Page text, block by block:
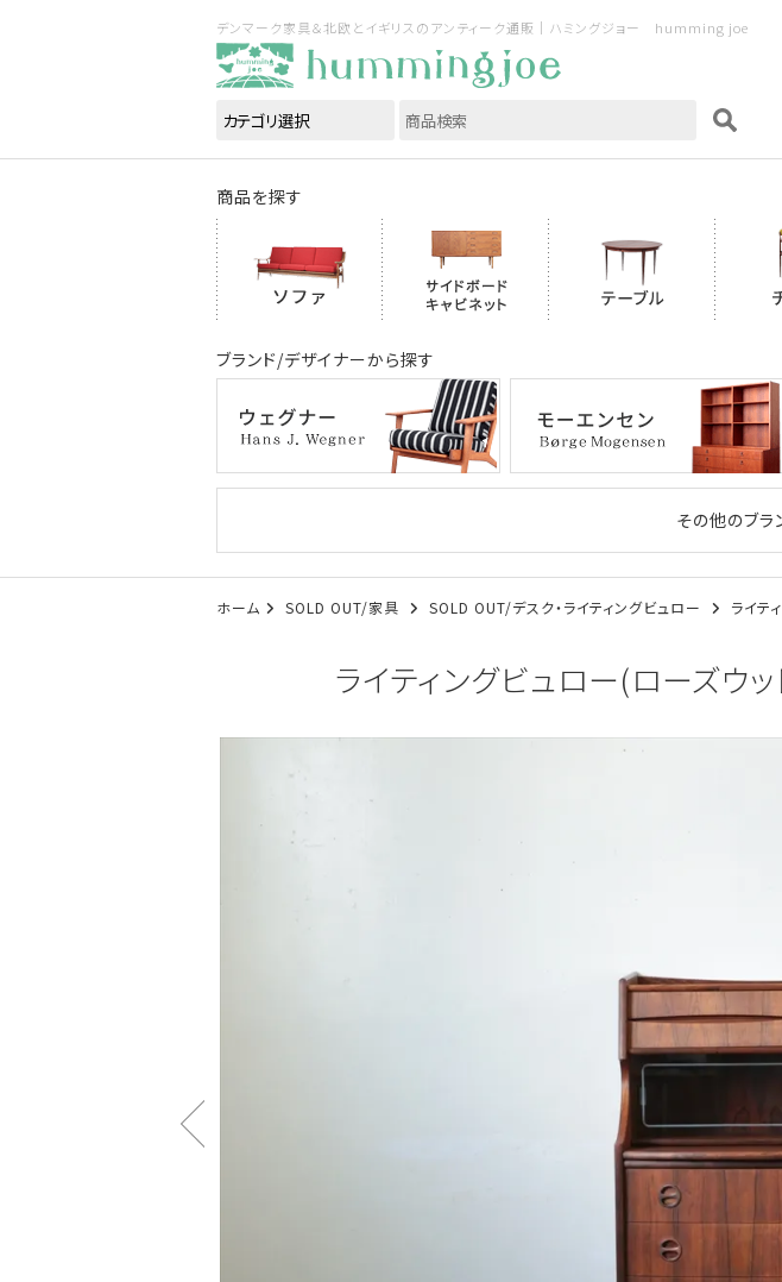
デンマーク家具＆北欧とイギリスのアンティーク通販｜ハミングジョー humming joe
商品を探す
ブランド/デザイナーから探す
その他のブラ
ホーム SOLD OUT/家具 SOLD OUT/デスク・ライティングビュロー ライテ
ライティングビュロー(ローズウ